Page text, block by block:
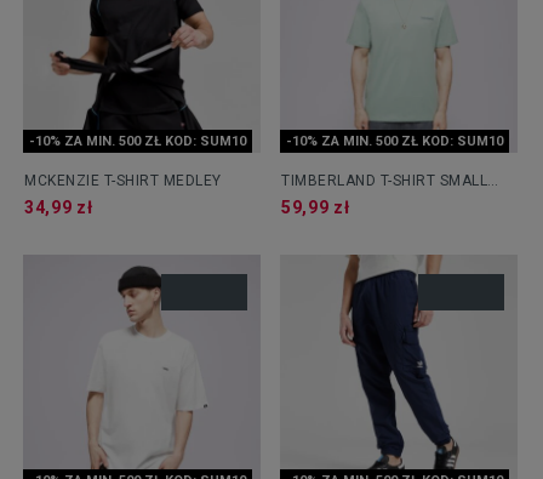
-10% ZA MIN. 500 ZŁ KOD: SUM10
MCKENZIE T-SHIRT MEDLEY
34,99 zł
-10% ZA MIN. 500 ZŁ KOD: SUM10
TIMBERLAND T-SHIRT SMALL
LOGO PRINT TEE
59,99 zł